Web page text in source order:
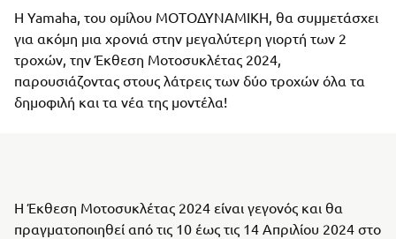
Η Yamaha, του ομίλου ΜΟΤΟΔΥΝΑΜΙΚΗ, θα συμμετάσχει
για ακόμη μια χρονιά στην μεγαλύτερη γιορτή των 2
τροχών, την Έκθεση Μοτοσυκλέτας 2024,
παρουσιάζοντας στους λάτρεις των δύο τροχών όλα τα
δημοφιλή και τα νέα της μοντέλα!
Η Έκθεση Μοτοσυκλέτας 2024 είναι γεγονός και θα
πραγματοποιηθεί από τις 10 έως τις 14 Απριλίου 2024 στο